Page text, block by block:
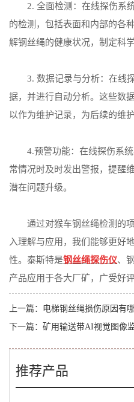
2. 全面检测：在线探伤系统
的检测，包括表面和内部的各
解钢丝绳的健康状况，制定科
3. 数据记录与分析：在线探
据，并进行自动分析。这些数
以作为维护记录，为后续的维
4.预警功能：在线探伤系统
常情况时及时发出警报，提醒
潜在问题升级。
通过对猴车钢丝绳检测的项
入理解与应用，我们能够更好
性。泰斯特是钢丝绳探伤仪、
产品应用于各大厂矿，广受好
上一篇： 电梯钢丝绳损伤原因有
下一篇： 矿用输送带AI视觉图像
推荐产品